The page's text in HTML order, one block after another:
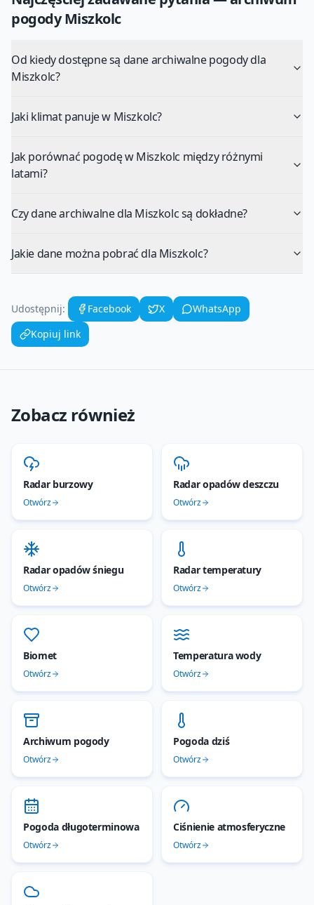
pogodyMiszkolc
Od kiedy dostępne są dane archiwalne pogody dla
Miszkolc?
Jaki klimat panuje w Miszkolc?
Jak porównać pogodę w Miszkolc między różnymi
latami?
Czy dane archiwalne dla Miszkolc są dokładne?
Jakie dane można pobrać dla Miszkolc?
Udostępnij: Facebook X
WhatsApp
Kopiuj link
Zobacz również
Radar burzowy
Otwórz
Radar opadów deszczu
Otwórz
Radar opadów śniegu
Otwórz
Radar temperatury
Otwórz
Biomet
Otwórz
Temperatura wody
Otwórz
Archiwum pogody
Otwórz
Pogoda dziś
Otwórz
Pogoda długoterminowa
Otwórz
Ciśnienie atmosferyczne
Otwórz